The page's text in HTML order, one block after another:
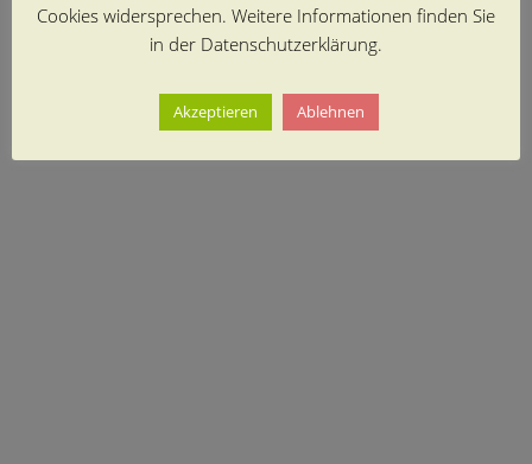
Cookies widersprechen. Weitere Informationen finden Sie
in der Datenschutzerklärung.
Akzeptieren Ablehnen